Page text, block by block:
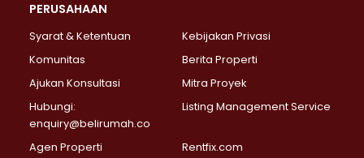
Properti Dijual di Lebak Bulus >
Properti Dijual di Gandaria Selatan >
Properti Dijual di Pondok Labu >
Properti Dijual di Lenteng Agung >
Properti Dijual di Senayan >
Properti Dijual di Pondok Pinang >
PERUSAHAAN
Syarat & Ketentuan
Kebijakan Privasi
Komunitas
Berita Properti
Ajukan Konsultasi
Mitra Proyek
Hubungi:
enquiry@belirumah.co
Listing Management Service
Agen Properti Rentfix.com